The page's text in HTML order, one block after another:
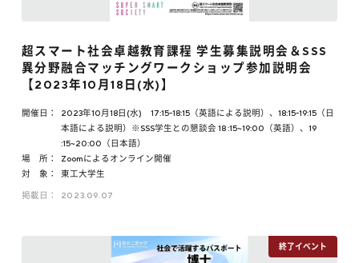
超スマート社会卓越教育課程 学生募集説明会＆SSS
異分野融合マッチングワークショップ参加説明会
【2023年10月18日(水)】
開催日：
2023年10月18日(水) 17:15-18:15（英語による説明）、18:15-19:15（日
本語による説明）※SSS学生との懇談会 18 :15~19:00（英語）、19
:15~20:00（日本語）
場 所：
Zoomによるオンライン開催
対 象：
東工大学生
掲載日： 2023.09.07